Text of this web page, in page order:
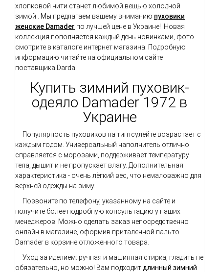
хлопковой нити станет любимой вещью холодной
зимой . Мы предлагаем вашему вниманию пуховики
женские Damader по лучшей цене в Украине! Новая
коллекция пополняется каждый день новинками, фото
смотрите в каталоге интернет магазина. Подробную
информацию читайте на официальном сайте
поставщика Darda.
Купить зимний пуховик-
одеяло Damader 1972 в
Украине
Популярность пуховиков на тинтсулейте возрастает с
каждым годом. Универсальный наполнитель отлично
справляется с морозами, поддерживает температуру
тела, дышит и не пропускает влагу. Дополнительная
характеристика - очень лёгкий вес, что немаловажно для
верхней одежды на зиму.
Позвоните по телефону, указанному на сайте и
получите более подробную консультацию у наших
менеджеров. Можно сделать заказ непосредственно
онлайн в магазине, оформив приталенной пальто
Damader в корзине отложенного товара.
Уход за иделием: ручная и машинная стирка, гладить не
обязательно, но можно! Вам подходит длинный зимний